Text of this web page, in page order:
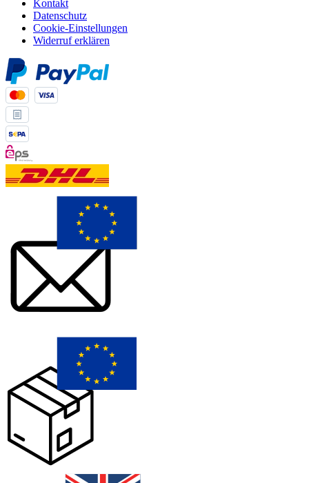
Kontakt
Datenschutz
Cookie-Einstellungen
Widerruf erklären